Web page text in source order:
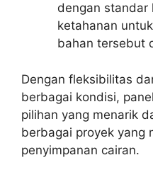
dengan standar
ketahanan
bahan tersebut
Dengan fleksibilitas
berbagai kondisi,
pilihan yang menarik
berbagai proyek yang
penyimpanan cairan.